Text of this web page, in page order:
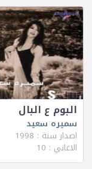
البوم ع البال
سميره سعيد
اصدار سنة : 1998
الاغاني : 10